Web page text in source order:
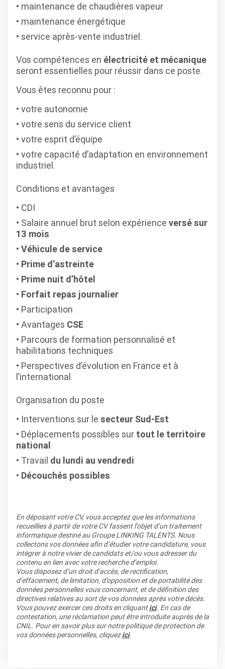
maintenance de chaudières vapeur
maintenance énergétique
service après-vente industriel.
Vos compétences en électricité et mécanique
seront essentielles pour réussir dans ce poste.
Vous êtes reconnu pour :
votre autonomie
votre sens du service client
votre esprit d’équipe
votre capacité d’adaptation en environnement
industriel.
Conditions et avantages
CDI
Salaire annuel brut selon expérience versé sur
13 mois
Véhicule de service
Prime d’astreinte
Prime nuit d’hôtel
Forfait repas journalier
Participation
Avantages CSE
Parcours de formation personnalisé et
habilitations techniques
Perspectives d’évolution en France et à
l’international
Organisation du poste
Interventions sur le secteur Sud-Est
Déplacements possibles sur tout le territoire
national
Travail du lundi au vendredi
Découchés possibles
En déposant votre CV, vous acceptez que les informations
recueillies à partir de votre CV fassent l’objet d’un traitement
informatique destiné au Groupe LINKING TALENTS. Nous
collectons vos données afin d’étudier votre candidature, vous
intégrer à notre vivier de candidats et/ou vous adresser du
contenu en lien avec votre recherche d’emploi.
Vous disposez d’un droit d’accès, de rectification,
d’effacement, de limitation, d’opposition et de portabilité des
données personnelles vous concernant, et de définition des
directives relatives au sort de vos données après votre décès.
Vous pouvez exercer ces droits en cliquantici. En cas de
contestation, une réclamation peut être introduite auprès de la
CNIL. Pour en savoir plus sur notre politique de protection de
vos données personnelles, cliquezici.